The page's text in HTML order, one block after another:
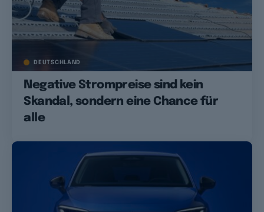
DEUTSCHLAND
Negative Strompreise sind kein
Skandal, sondern eine Chance für
alle